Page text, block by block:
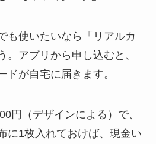
も使いたいなら「リアルカ
。アプリから申し込むと、
ドが自宅に届きます。
円（デザインによる）で、
に1枚入れておけば、現金い